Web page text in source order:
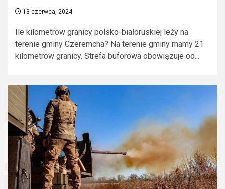
13 czerwca, 2024
Ile kilometrów granicy polsko-białoruskiej leży na
terenie gminy Czeremcha? Na terenie gminy mamy 21
kilometrów granicy. Strefa buforowa obowiązuje od...